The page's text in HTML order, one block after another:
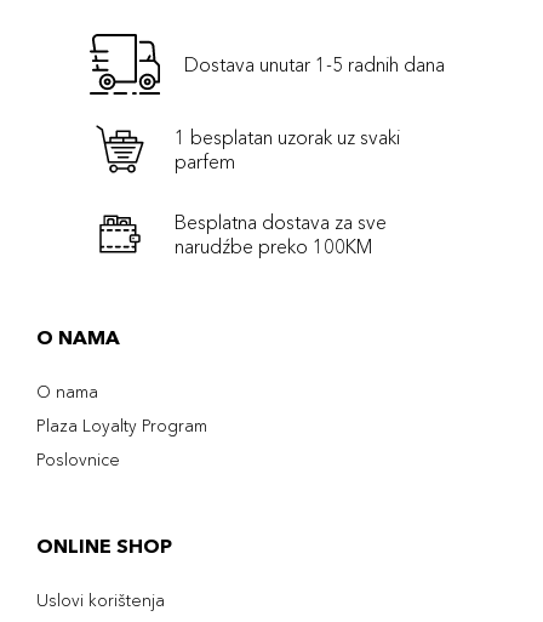
Dostava unutar 1-5 radnih dana
1 besplatan uzorak uz svaki
parfem
Besplatna dostava za sve
narudźbe preko 100KM
O NAMA
O nama
Plaza Loyalty Program
Poslovnice
ONLINE SHOP
Uslovi korištenja